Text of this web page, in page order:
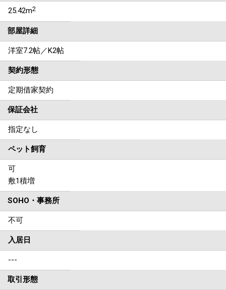
25.42m2
部屋詳細
洋室7.2帖／K2帖
契約形態
定期借家契約
保証会社
指定なし
ペット飼育
可
敷1積増
SOHO・事務所
不可
入居日
---
取引形態